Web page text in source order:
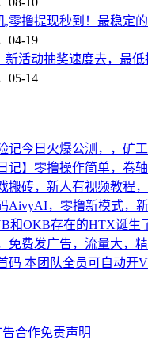
,零撸提现秒到！最稳定
04-19
新活动抽奖速度去，最
05-14
记今日火爆公测，，矿
记】零撸操作简单，卷
搬砖，新人有视频教程
AivyAI，零撸新模式，
和OKB存在的HTX诞生
免费发广告，流量大，
码 本团队全员可自动开
告合作免责声明